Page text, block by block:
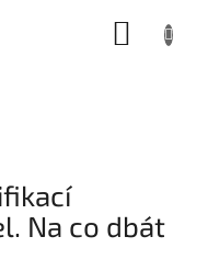
Na co dbát